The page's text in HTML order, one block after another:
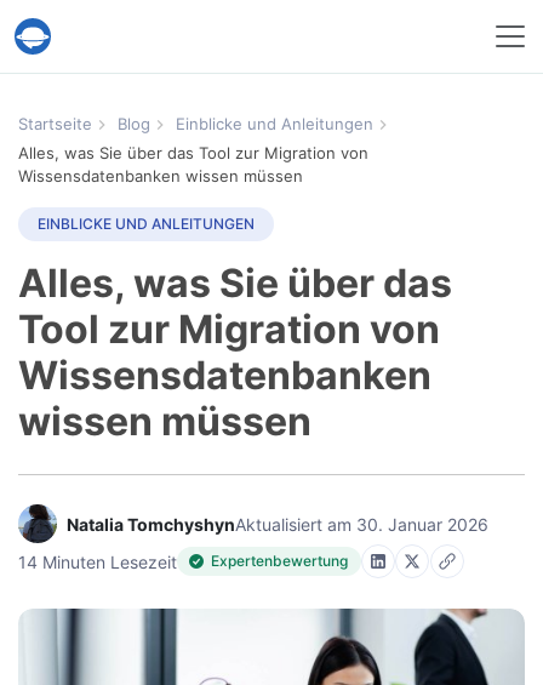
Help Desk Migration
Startseite Blog
Einblicke und Anleitungen
Alles, was Sie über das Tool zur Migration von
Wissensdatenbanken wissen müssen
EINBLICKE UND ANLEITUNGEN
Alles, was Sie über das
Tool zur Migration von
Wissensdatenbanken
wissen müssen
Natalia TomchyshynAktualisiert am 30. Januar 2026
14 Minuten Lesezeit
Expertenbewertung